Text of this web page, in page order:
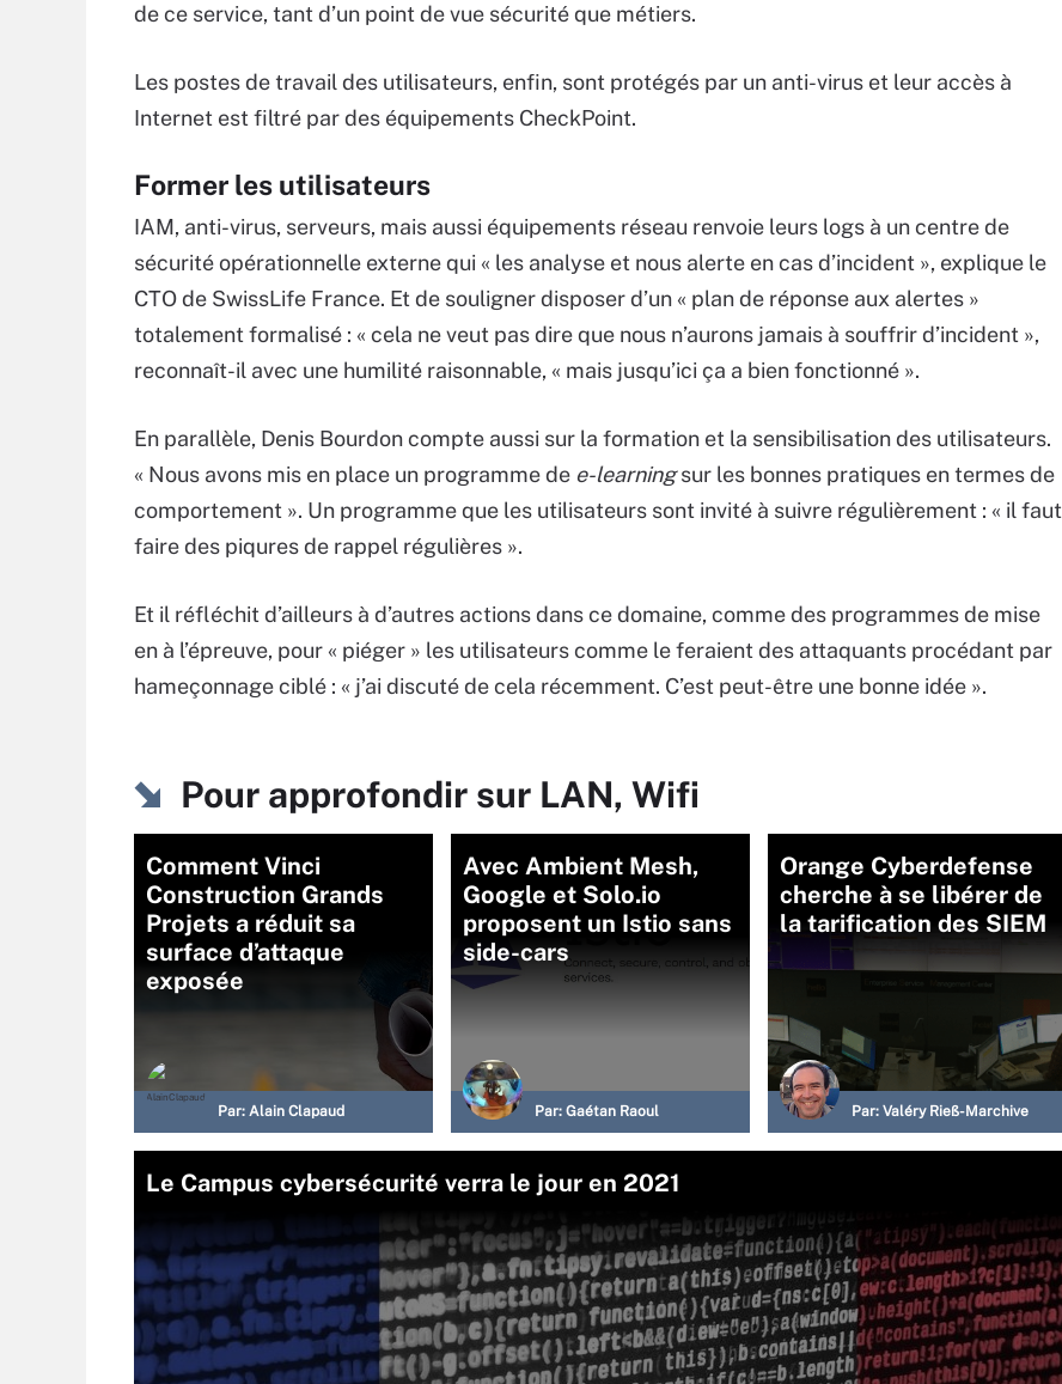
de ce service, tant d’un point de vue sécurité que métiers.
Les postes de travail des utilisateurs, enfin, sont protégés par un anti-virus et leur accès à
Internet est filtré par des équipements CheckPoint.
Former les utilisateurs
IAM, anti-virus, serveurs, mais aussi équipements réseau renvoie leurs logs à un centre de
sécurité opérationnelle externe qui « les analyse et nous alerte en cas d’incident », explique le
CTO de SwissLife France. Et de souligner disposer d’un « plan de réponse aux alertes »
totalement formalisé : « cela ne veut pas dire que nous n’aurons jamais à souffrir d’incident »,
reconnaît-il avec une humilité raisonnable, « mais jusqu’ici ça a bien fonctionné ».
En parallèle, Denis Bourdon compte aussi sur la formation et la sensibilisation des utilisateurs.
« Nous avons mis en place un programme de e-learningsur les bonnes pratiques en termes de
comportement ». Un programme que les utilisateurs sont invité à suivre régulièrement : « il faut
faire des piqures de rappel régulières ».
Et il réfléchit d’ailleurs à d’autres actions dans ce domaine, comme des programmes de mise
en à l’épreuve, pour « piéger » les utilisateurs comme le feraient des attaquants procédant par
hameçonnage ciblé : « j’ai discuté de cela récemment. C’est peut-être une bonne idée ».
Pour approfondir sur LAN, Wifi
Comment Vinci
Construction Grands
Projets a réduit sa
surface d’attaque
exposée
Par: Alain Clapaud
Avec Ambient Mesh,
Google et Solo.io
proposent un Istio sans
side-cars
Par: Gaétan Raoul
Orange Cyberdefense
cherche à se libérer de
la tarification des SIEM
Par: Valéry Rieß-Marchive
Le Campus cybersécurité verra le jour en 2021